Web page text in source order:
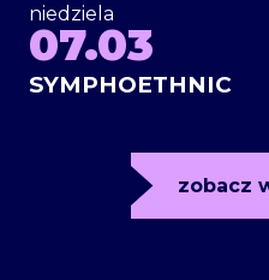
niedziela
07.03
SYMPHOETHNIC
zobacz